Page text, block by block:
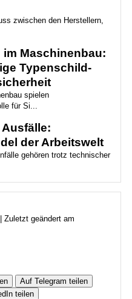
zwischen den Herstellern,
Maschinenbau:
Typenschild-
spielen
für Si...
der Arbeitswelt
gehören trotz technischer
Zuletzt geändert am
Auf Telegram teilen
teilen